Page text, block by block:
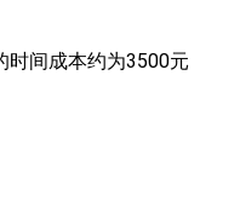
时间成本约为3500元